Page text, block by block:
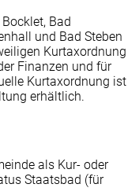
Bad
und Bad Steben
Kurtaxordnung
Finanzen und für
Kurtaxordnung ist
erhältlich.
als Kur- oder
Staatsbad (für